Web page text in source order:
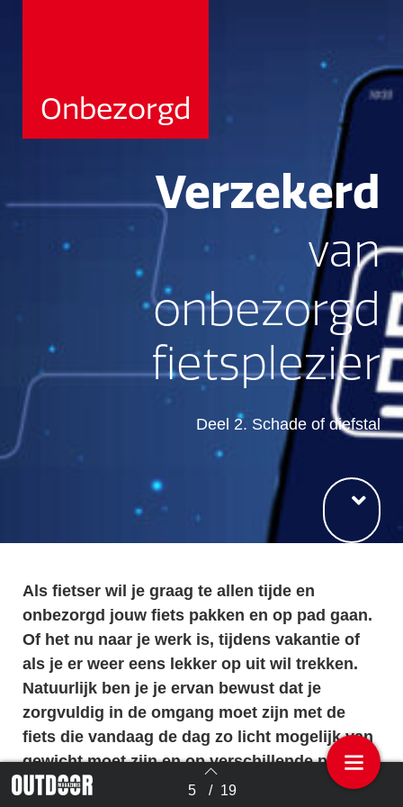
Terug naar overzicht 5 / 19
Onbezorgd
Verzekerd
van
onbezorgd
fietsplezier
Deel 2. Schade of diefstal
Als fietser wil je graag te allen tijde en
onbezorgd jouw fiets pakken en op pad gaan.
Of het nu naar je werk is, tijdens vakantie of
als je er weer eens lekker op uit wil trekken.
Natuurlijk ben je je ervan bewust dat je
zorgvuldig in de omgang moet zijn met de
fiets die vandaag de dag zo licht mogelijk van
gewicht moet zijn en op verschillende plekken
van high-tech accessoires is voorzien. En